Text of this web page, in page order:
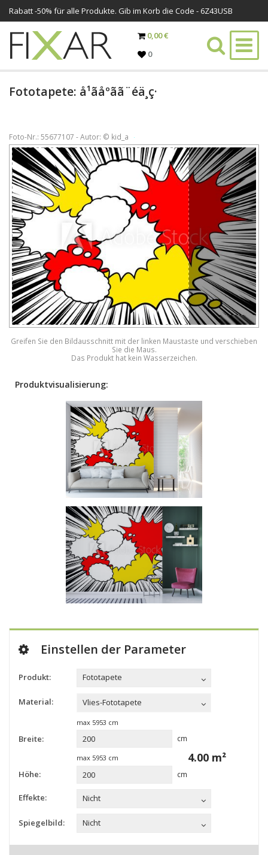
Rabatt -50% für alle Produkte. Gib im Korb die Code - 6Z43USB
0,00 €
0
Fototapete: å¹ãåºãã¨éä¸­ç·
Foto-Nr.: 55677107 - Autor: © kid_a
Greifen Sie den Bildausschnitt mit der linken Maustaste und verschieben
Sie die Maus.
Das Produkt hat kein Wasserzeichen.
Produktvisualisierung:
Einstellen der Parameter
Produkt: Fototapete
Material: Vlies-Fototapete
max 5953 cm
Breite: cm
max 5953 cm
Höhe: cm
4.00 m²
Effekte: Nicht
Spiegelbild: Nicht